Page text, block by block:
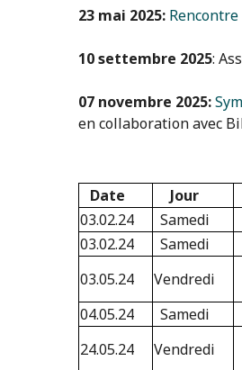
23 mai 2025:
10 settembre 2025:
07 novembre 2025:
en collaboration avec
Date Jour
03.02.24
Samedi
03.02.24
Samedi
03.05.24
Vendredi
04.05.24
Samedi
24.05.24
Vendredi